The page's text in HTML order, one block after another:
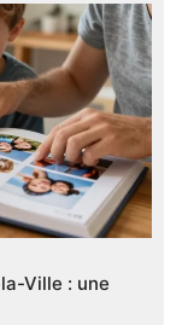
Ville : une